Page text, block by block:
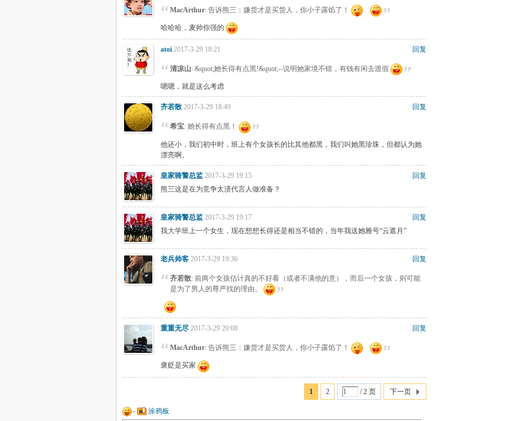
MacArthur: 告诉熊三：嫌货才是买货人，你小子露馅了！
哈哈哈，麦帅你强的
回复
atoi 2017-3-29 18:21
清凉山: &quot;她长得有点黑!&quot;--说明她家境不错，有钱有闲去渡假
嗯嗯，就是这么考虑
回复
齐若散 2017-3-29 18:49
希宝: 她长得有点黑！
他还小，我们初中时，班上有个女孩长的比其他都黑，我们叫她黑珍珠，但都认为她
漂亮啊。
回复
皇家骑警总监 2017-3-29 19:15
熊三这是在为竞争太渍代言人做准备？
回复
皇家骑警总监 2017-3-29 19:17
我大学班上一个女生，现在想想长得还是相当不错的，当年我送她雅号“云遮月”
回复
老兵帅客 2017-3-29 19:36
齐若散: 前两个女孩估计真的不好看（或者不满他的意），而后一个女孩，则可能
是为了男人的尊严找的理由。
回复
重重无尽 2017-3-29 20:08
MacArthur: 告诉熊三：嫌货才是买货人，你小子露馅了！
褒贬是买家
1 2 / 2 页 下一页
涂鸦板